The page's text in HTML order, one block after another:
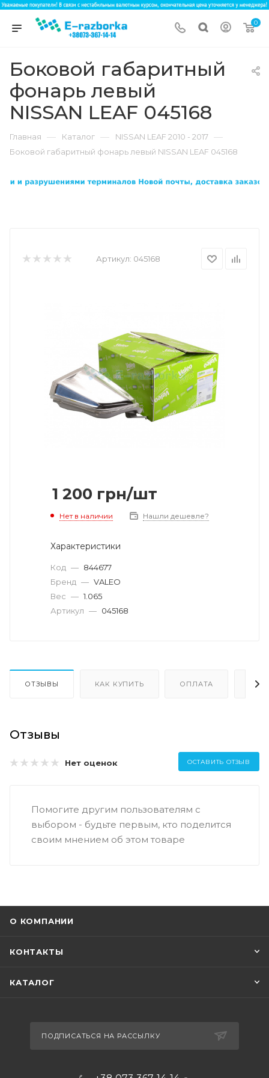
0
Боковой габаритный
фонарь левый
NISSAN LEAF 045168
Главная — Каталог — NISSAN LEAF 2010 - 2017 —
Боковой габаритный фонарь левый NISSAN LEAF 045168
Артикул: 045168
1 200 грн/шт
Нет в наличии Нашли дешевле?
Характеристики
Код — 844677
Бренд — VALEO
Вес — 1.065
Артикул — 045168
ОТЗЫВЫ КАК КУПИТЬ ОПЛАТА
Отзывы
Нет оценок ОСТАВИТЬ ОТЗЫВ
Помогите другим пользователям с
выбором - будьте первым, кто поделится
своим мнением об этом товаре
О КОМПАНИИ
КОНТАКТЫ
КАТАЛОГ
ПОДПИСАТЬСЯ НА РАССЫЛКУ